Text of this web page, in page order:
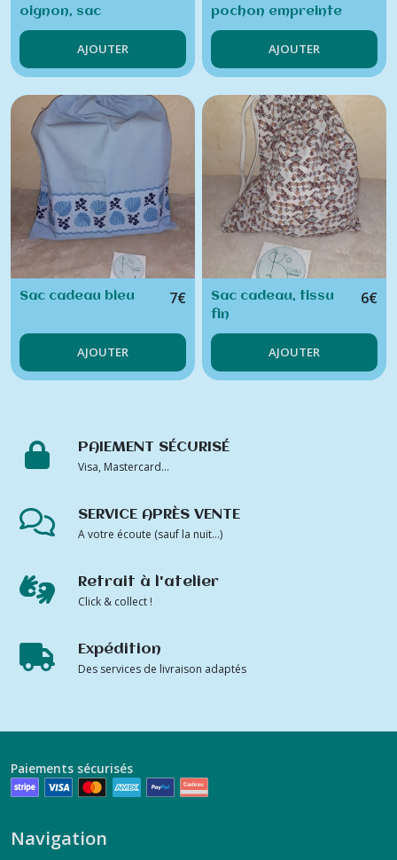
oignon, sac
cadeau
AJOUTER
pochon empreinte
végétale
eucalyptus +
fleurs ecoprint
AJOUTER
Sac cadeau bleu 7€
AJOUTER
Sac cadeau, tissu
fin
6€
AJOUTER
PAIEMENT SÉCURISÉ
Visa, Mastercard...
SERVICE APRÈS VENTE
A votre écoute (sauf la nuit...)
Retrait à l'atelier
Click & collect !
Expédition
Des services de livraison adaptés
Paiements sécurisés
Navigation